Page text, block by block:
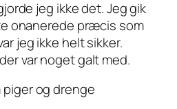
jeg ikke det. Jeg gik
onanerede præcis som
jeg ikke helt sikker.
var noget galt med.
piger og drenge